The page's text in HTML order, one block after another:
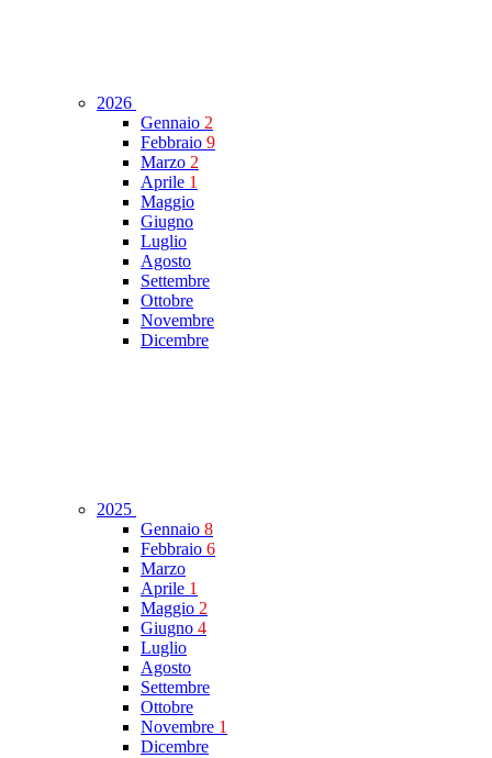
2026
Gennaio 2
Febbraio 9
Marzo 2
Aprile 1
Maggio
Giugno
Luglio
Agosto
Settembre
Ottobre
Novembre
Dicembre
2025
Gennaio 8
Febbraio 6
Marzo
Aprile 1
Maggio 2
Giugno 4
Luglio
Agosto
Settembre
Ottobre
Novembre 1
Dicembre